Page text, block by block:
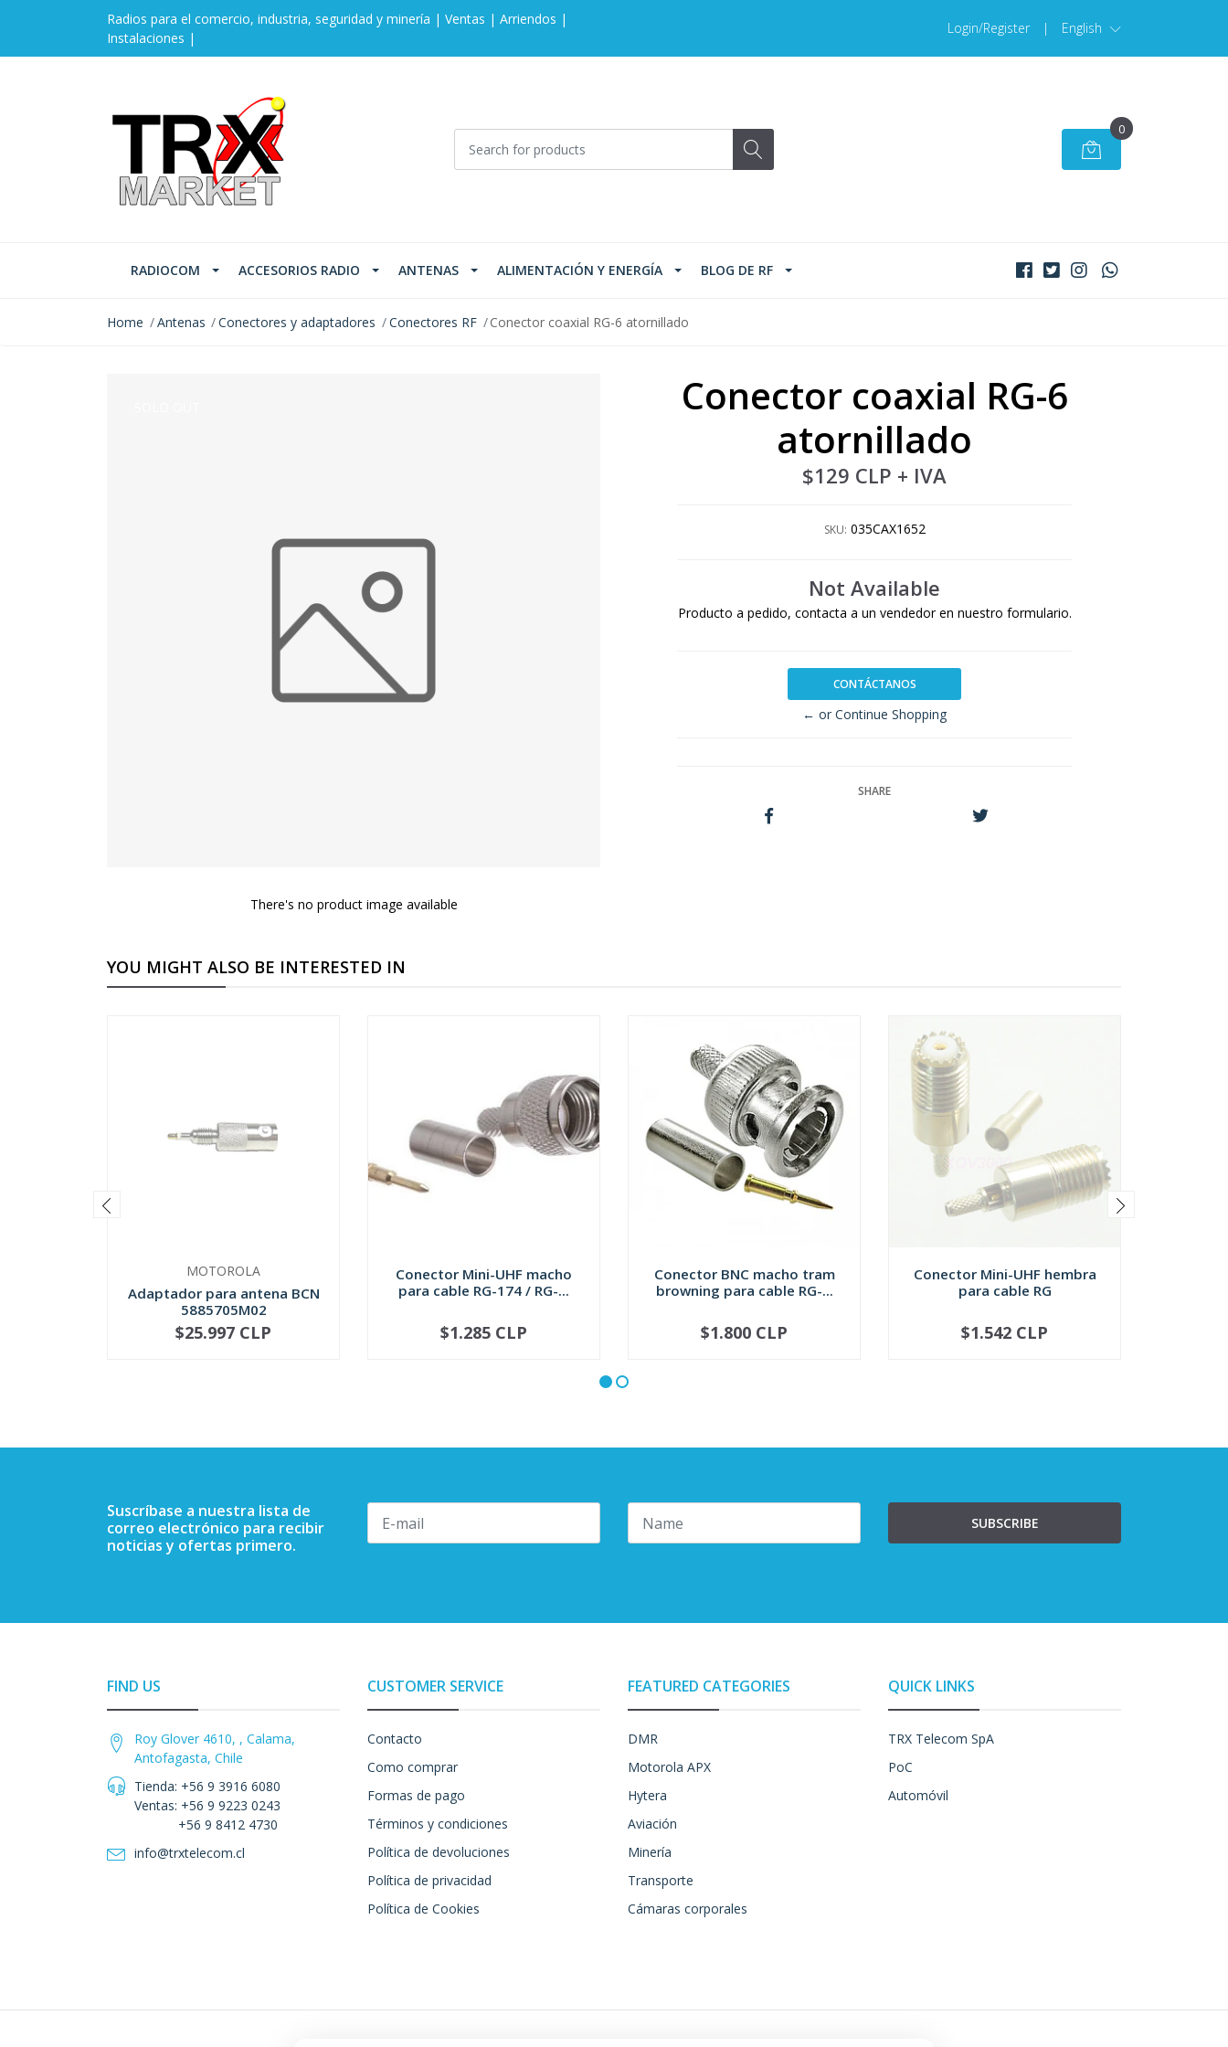
Radios para el comercio, industria, seguridad y minería | Ventas | Arriendos |
Instalaciones |
Login/Register | English
0
RADIOCOM ACCESORIOS RADIO ANTENAS ALIMENTACIÓN Y ENERGÍA BLOG DE RF
Home Antenas Conectores y adaptadores Conectores RF Conector coaxial RG-6 atornillado
There's no product image available
Conector coaxial RG-6
atornillado
$129 CLP + IVA
SKU: 035CAX1652
Not Available
Producto a pedido, contacta a un vendedor en nuestro formulario.
CONTÁCTANOS
← or Continue Shopping
SHARE
YOU MIGHT ALSO BE INTERESTED IN
MOTOROLA
Adaptador para antena BCN
5885705M02
NOT AVAILABLE
$25.997 CLP
Conector Mini-UHF macho
para cable RG-174 / RG-...
+
$1.285 CLP
Conector BNC macho tram
browning para cable RG-...
+
$1.800 CLP
Conector Mini-UHF hembra
para cable RG
NOT AVAILABLE
$1.542 CLP
Suscríbase a nuestra lista de
correo electrónico para recibir
noticias y ofertas primero.
SUBSCRIBE
FIND US
Roy Glover 4610, , Calama,
Antofagasta, Chile
Tienda: +56 9 3916 6080
Ventas: +56 9 9223 0243
+56 9 8412 4730
info@trxtelecom.cl
CUSTOMER SERVICE
Contacto
Como comprar
Formas de pago
Términos y condiciones
Política de devoluciones
Política de privacidad
Política de Cookies
FEATURED CATEGORIES
DMR
Motorola APX
Hytera
Aviación
Minería
Transporte
Cámaras corporales
QUICK LINKS
TRX Telecom SpA
PoC
Automóvil